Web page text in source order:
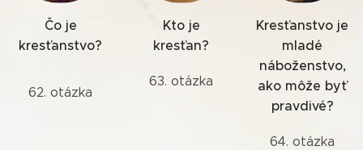
Čo je
kresťanstvo?
62. otázka
Kto je
kresťan?
63. otázka
Kresťanstvo je
mladé
náboženstvo,
ako môže byť
pravdivé?
64. otázka